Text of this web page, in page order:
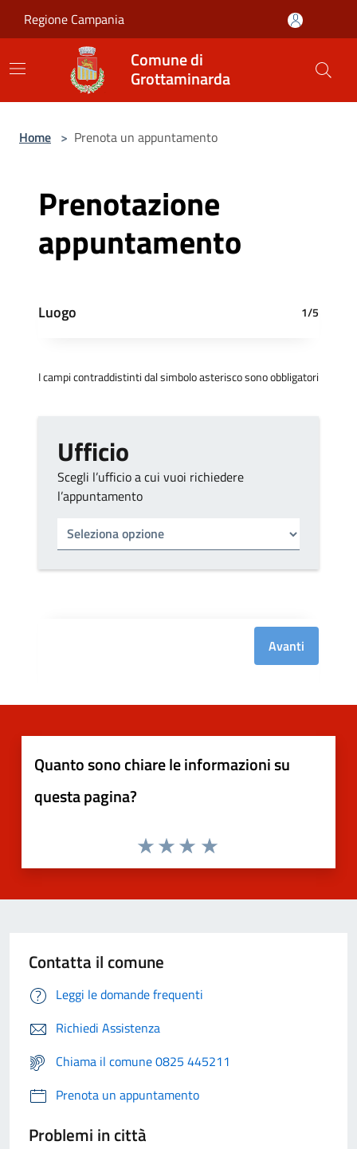
Regione Campania
Comune di
Grottaminarda
Home > Prenota un appuntamento
Prenotazione
appuntamento
Luogo 1/5
I campi contraddistinti dal simbolo asterisco sono obbligatori
Ufficio
Scegli l’ufficio a cui vuoi richiedere
l’appuntamento
Tipo di ufficio
Avanti
Quanto sono chiare le informazioni su
questa pagina?
Contatta il comune
Leggi le domande frequenti
Richiedi Assistenza
Chiama il comune 0825 445211
Prenota un appuntamento
Problemi in città